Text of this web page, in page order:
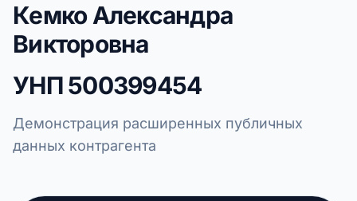
Кемко Александра
Викторовна
УНП500399454
Демонстрация расширенных публичных
данных контрагента